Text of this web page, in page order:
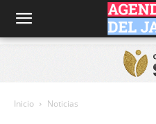
Agenda
Inicio Noticias